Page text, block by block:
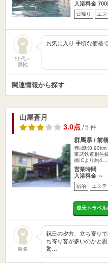
入浴料金 700
日帰り エ
50代～
男性
お気に入り 手頃な価格
関連情報から探す
山屋蒼月
3.0点/ 5 件
群馬県 / 前
赤城駅8.90km
東武鉄道桐生
橋ICより約4…
営業時間
入浴料金 ～
宿泊 エス
楽天トラベ
匿名
祝日の夕方、立ち寄り
ち寄り客が多いのかと
驚…